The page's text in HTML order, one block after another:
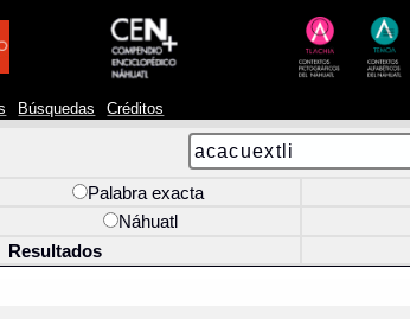
Búsquedas Créditos
Palabra exacta
Náhuatl
Resultados